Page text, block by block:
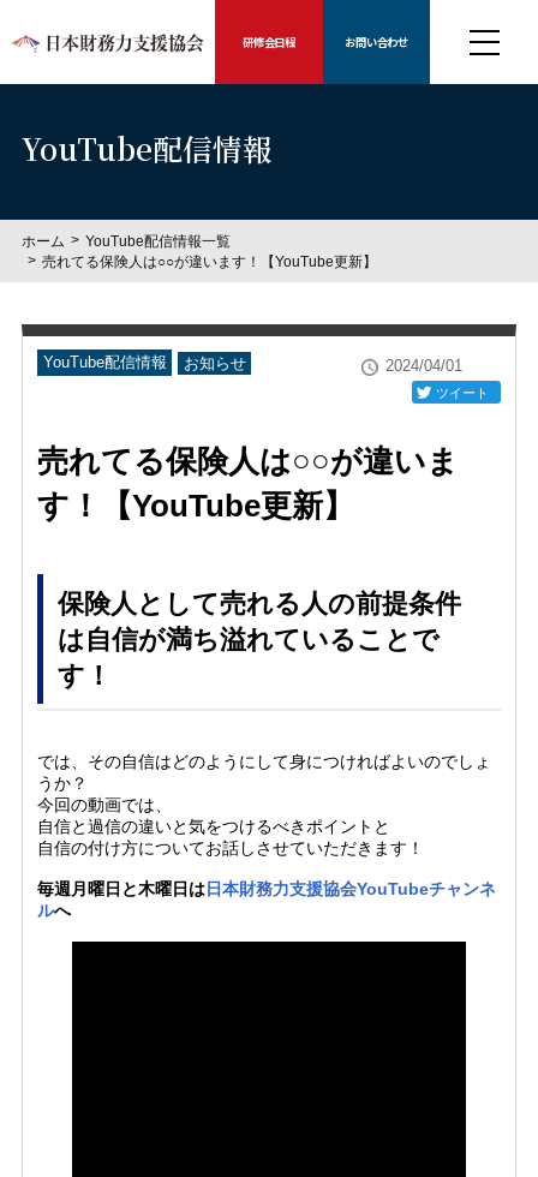
研修会日程 お問い合わせ
YouTube配信情報
ホーム
YouTube配信情報一覧
売れてる保険人は○○が違います！【YouTube更新】
YouTube配信情報 お知らせ 2024/04/01
ツイート
売れてる保険人は○○が違いま
す！【YouTube更新】
保険人として売れる人の前提条件
は自信が満ち溢れていることで
す！
では、その自信はどのようにして身につければよいのでしょ
うか？
今回の動画では、
自信と過信の違いと気をつけるべきポイントと
自信の付け方についてお話しさせていただきます！
毎週月曜日と木曜日は日本財務力支援協会YouTubeチャンネ
ルへ